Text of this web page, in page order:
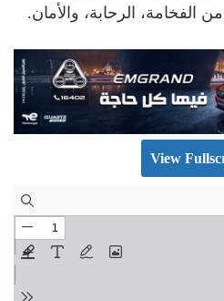
الفخامة، الرحابة، والأمان.
View